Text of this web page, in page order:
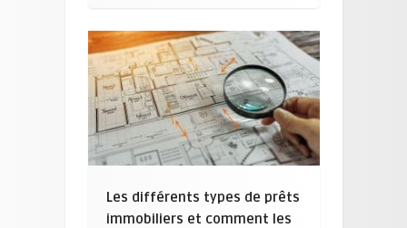
Les différents types de prêts
immobiliers et comment les